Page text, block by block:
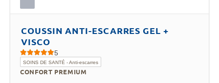
protection et prévenir les ulcères de pression
⮞Coussin anti-escarres en gel en forme de U:
parfait pour de longues heures assis, avec un
design ergonomique unique qui combine
COUSSIN ANTI-ESCARRES GEL +
VISCO
5
SOINS DE SANTÉ - Anti-escarres
CONFORT PREMIUM